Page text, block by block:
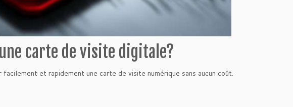
carte de visite digitale?
et rapidement une carte de visite numérique sans aucun coût.